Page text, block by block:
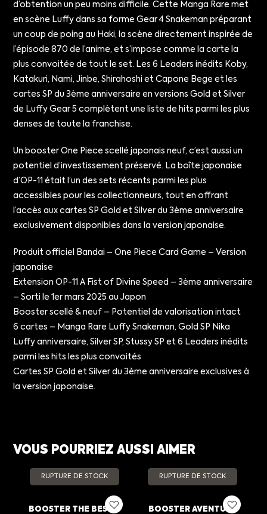
d’obtention un peu moins difficile. Cette Manga Rare met
en scène Luffy dans sa forme Gear 4 Snakeman préparant
un coup de poing au Haki, la scène directement inspirée de
l’épisode 870 de l’anime, et s’impose comme la carte la
plus convoitée de tout le set. Les 6 Leaders inédits Koby,
Katakuri, Nami, Jinbe, Shirahoshi et Capone Bege et les
cartes SP du 3ème anniversaire en versions Gold et Silver
de Luffy Gear 5 complètent une liste de hits parmi les plus
denses de toute la franchise.
Un booster One Piece scellé japonais neuf, c’est aussi un
potentiel d’investissement préservé. La boîte japonaise
d’OP-11 était l’un des sets récents parmi les plus
accessibles pour les collectionneurs, tout en offrant
l’accès aux cartes SP Gold et Silver du 3ème anniversaire
exclusivement disponibles dans la version japonaise.
Produit officiel Bandai – One Piece Card Game – Version
japonaise
Extension OP-11 A Fist of Divine Speed – 3ème anniversaire
– Sorti le 1er mars 2025 au Japon
Booster scellé & neuf – Potentiel de valorisation intact
6 cartes – Manga Rare Luffy Snakeman, Gold SP Nika
Luffy anniversaire, Silver SP, Stussy SP et 6 Leaders inédits
parmi les hits les plus convoités
Cartes SP Gold et Silver du 3ème anniversaire exclusives à
la version japonaise.
VOUS POURRIEZ AUSSI AIMER
RUPTURE DE STOCK
BOOSTER THE BEST –
RUPTURE DE STOCK
BOOSTER AVENTURE